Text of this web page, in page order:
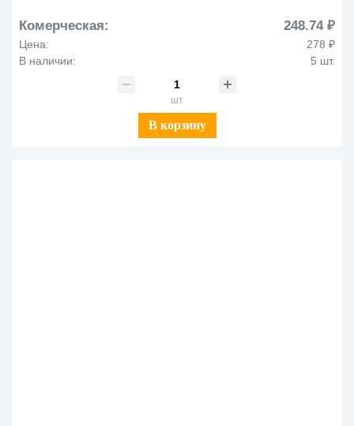
Комерческая: 248.74 ₽
Цена:
278 ₽
В наличии:
5 шт.
шт
В корзину